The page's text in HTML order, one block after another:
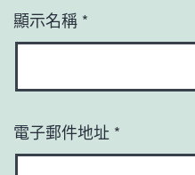
顯示名稱 *
電子郵件地址 *